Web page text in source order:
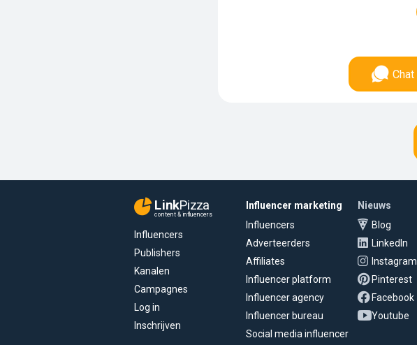
Chat
LinkPizza
content & influencers
Influencers
Publishers
Kanalen
Campagnes
Log in
Inschrijven
Influencer marketing
Influencers
Adverteerders
Affiliates
Influencer platform
Influencer agency
Influencer bureau
Social media influencer
Nieuws
Blog
LinkedIn
Instagram
Pinterest
Facebook
Youtube